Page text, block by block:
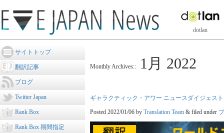
dotlan
サイトトップ
翻訳記事
ブログ
Twitter Japan
Rank Box
Rank Box 期間指定
Monthly Archives:: 1月 2022
ギャラクティック・アワー ニュースダイジェス
Posted 2022/01/06 by Translation Team & filed under